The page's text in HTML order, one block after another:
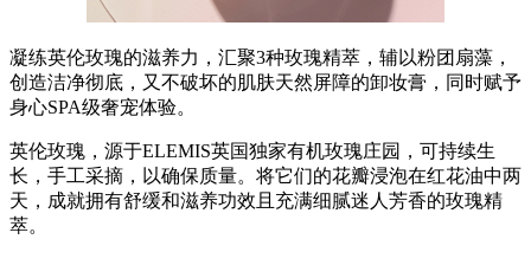
凝练英伦玫瑰的滋养力，汇聚3种玫瑰精萃，辅以粉团扇藻，
创造洁净彻底，又不破坏的肌肤天然屏障的卸妆膏，同时赋予
身心SPA级奢宠体验。
英伦玫瑰，源于ELEMIS英国独家有机玫瑰庄园，可持续生
长，手工采摘，以确保质量。将它们的花瓣浸泡在红花油中两
天，成就拥有舒缓和滋养功效且充满细腻迷人芳香的玫瑰精
萃。